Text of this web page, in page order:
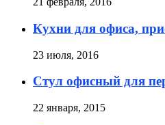
Кухни для офиса,
23 июля, 2016
Стул офисный для
22 января, 2015